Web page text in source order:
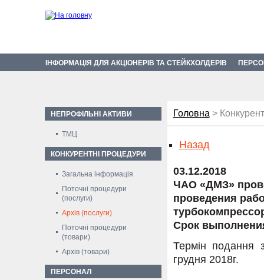
ІНФОРМАЦІЯ ДЛЯ АКЦІОНЕРІВ ТА СТЕЙКХОЛДЕРІВ
НЕПРОФІЛЬНІ АКТИВИ
ТМЦ
КОНКУРЕНТНІ ПРОЦЕДУРИ
Загальна інформація
Поточні процедури
(послуги)
Архів (послуги)
Поточні процедури
(товари)
Архів (товари)
ПЕРСОНАЛ
Головна >
Назад
03.12.2018
ЧАО «ДМЗ»
проведения
Срок
Термін подання
грудня 2018г.